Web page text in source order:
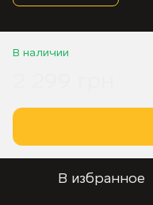
В наличии
В избранное